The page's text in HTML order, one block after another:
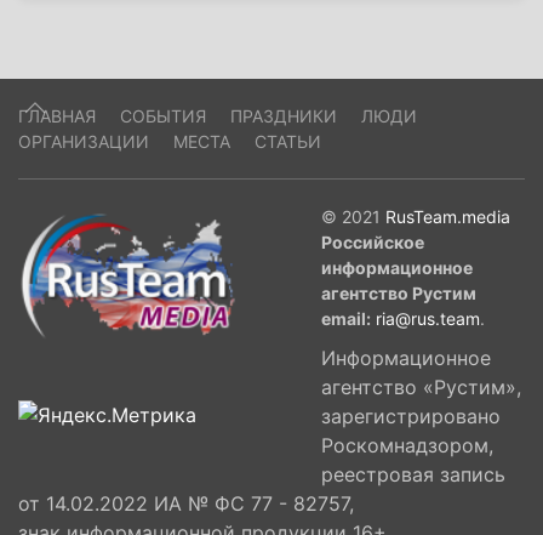
ГЛАВНАЯ СОБЫТИЯ ПРАЗДНИКИ
ЛЮДИ
ОРГАНИЗАЦИИ
МЕСТА СТАТЬИ
© 2021 RusTeam.media
Российское
информационное
агентство Рустим
email: ria@rus.team.
Информационное
агентство «Рустим»,
зарегистрировано
Роскомнадзором,
реестровая запись
от 14.02.2022 ИА № ФС 77 - 82757,